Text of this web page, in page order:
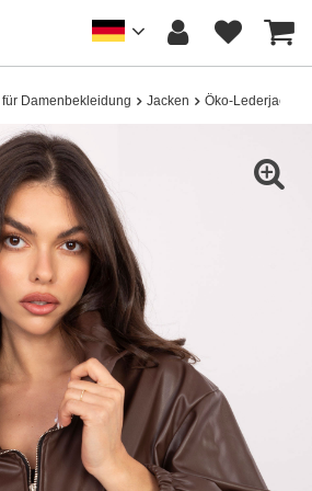
Damenbekleidung Jacken Öko-Lederjacken